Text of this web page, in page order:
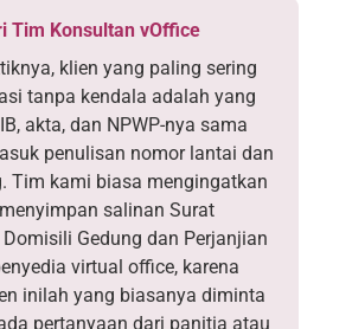
Tim Konsultan vOffice
klien yang paling sering
tanpa kendala adalah yang
akta, dan NPWP-nya sama
penulisan nomor lantai dan
Tim kami biasa mengingatkan
salinan Surat
Domisili Gedung dan Perjanjian
virtual office, karena
inilah yang biasanya diminta
pertanyaan dari panitia atau